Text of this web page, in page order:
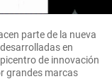
parte de la nueva
en
de innovación
grandes marcas